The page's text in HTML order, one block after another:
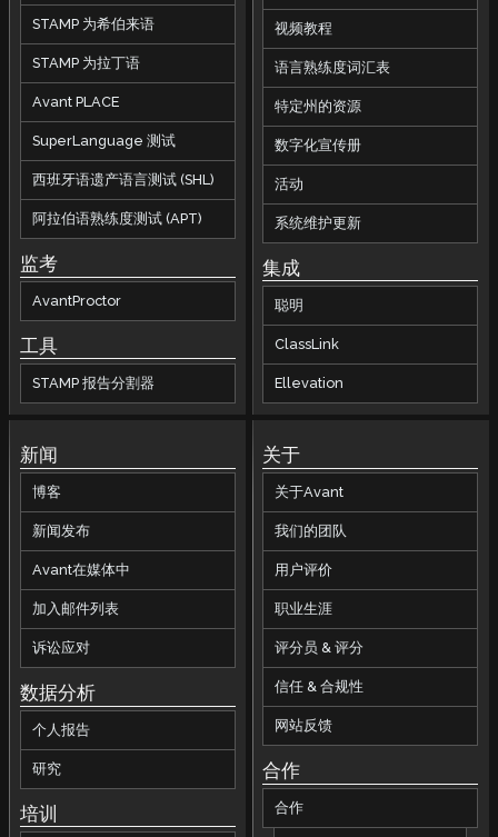
STAMP 为希伯来语
STAMP 为拉丁语
Avant PLACE
SuperLanguage 测试
西班牙语遗产语言测试 (SHL)
阿拉伯语熟练度测试 (APT)
监考
AvantProctor
工具
STAMP 报告分割器
视频教程
语言熟练度词汇表
特定州的资源
数字化宣传册
活动
系统维护更新
集成
聪明
ClassLink
Ellevation
新闻
博客
新闻发布
Avant在媒体中
加入邮件列表
诉讼应对
数据分析
个人报告
研究
培训
关于
关于Avant
我们的团队
用户评价
职业生涯
评分员 & 评分
信任 & 合规性
网站反馈
合作
合作